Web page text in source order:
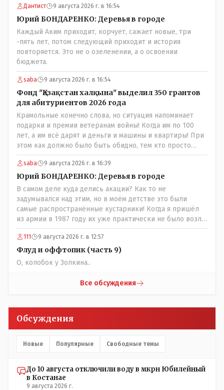
Дантист 9 августа 2026 г. в 16:54
Юрий БОНДАРЕНКО: Деревья в городе
Каждый Аким приходит, корчует, сажает новые, три
-пять лет, потом следующий приходит и история
повторяется. Это не о озеленении, а о освоении
бюджета.
saba 9 августа 2026 г. в 16:54
Фонд "Қазақстан халқына" выделил 350 грантов
для абитуриентов 2026 года
Крамольные конечно слова, но ситуация напоминает
подарки и премии ветеранам войны! Когда им по 100
лет, а им всё дарят и деньги и машины и квартиры! При
этом как должно было быть обидно, тем кто просто
выживал в эти годы отказывая себе во всём и работая
для фронта! Не всем повезло и получить медаль" За
доблестный труд в годы ВОВ", там хоть какие то льготы
были! А тут? Может всё таки стоит оценивать по
степени заинтересованности в высшем образовании, а
не по степени того , как тебе не повезло в жизни?
saba 9 августа 2026 г. в 16:39
Юрий БОНДАРЕНКО: Деревья в городе
В самом деле куда делись акации? Как то не
задумывался над этим, но в моём детстве это были
самые распространённые кустарники! Когда я пришёл
из армии в 1987 году их уже практически не было возле
родительского дома по улице Амангельды! А что
случилось то, с целым видом кустарника?
111 9 августа 2026 г. в 12:57
Флуд и оффтопик (часть 9)
О, колобок у Золкина..
Все обсуждения
Обсуждения
Новые Популярные Свободные темы
До 10 августа отключили воду в мкрн Юбилейный
в Костанае
9 августа 2026 г.